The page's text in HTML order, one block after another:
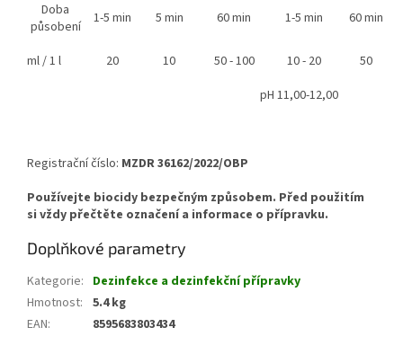
Doba
působení
1-5 min 5 min 60 min 1-5 min 60 min
ml / 1 l 20 10 50 - 100 10 - 20
50
pH 11,00-12,00
Registrační číslo: MZDR 36162/2022/OBP
Používejte biocidy bezpečným způsobem. Před použitím
si vždy přečtěte označení a informace o přípravku.
Doplňkové parametry
Kategorie: Dezinfekce a dezinfekční přípravky
Hmotnost: 5.4 kg
EAN: 8595683803434